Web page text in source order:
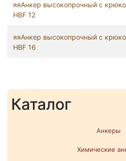
Каталог
Анкеры
Химические
яяАнкер высокопрочный с
HBF 12
яяАнкер высокопрочный с
HBF 16